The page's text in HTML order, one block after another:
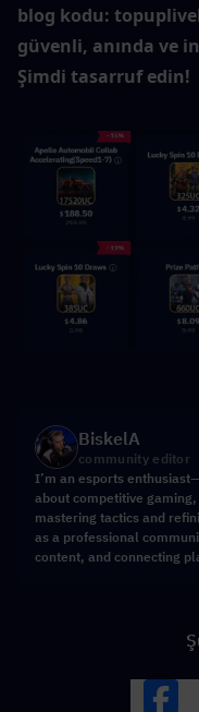
blog kodu:
güvenli, anında ve
Şimdi tasarruf edin!
BiskelA
community editor
I’m an esports
about competitive
mastering tactics and
as a professional
content, and connecting